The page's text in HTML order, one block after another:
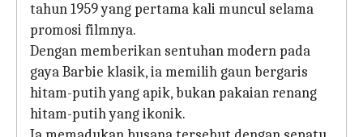
tahun 1959 yang pertama kali muncul selama
promosi filmnya.
Dengan memberikan sentuhan modern pada
gaya Barbie klasik, ia memilih gaun bergaris
hitam-putih yang apik, bukan pakaian renang
hitam-putih yang ikonik.